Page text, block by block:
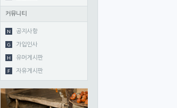
커뮤니티
N 공지사항
G 가입인사
H 유머게시판
F 자유게시판